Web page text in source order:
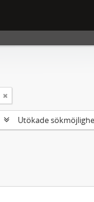
Utökade